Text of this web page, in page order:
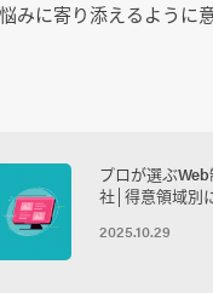
みに寄り添えるように
プロが選ぶ
社│得意領域別
2025.10.29